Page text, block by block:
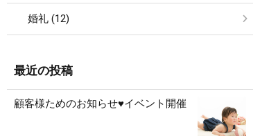
婚礼 (12)
最近の投稿
顧客様ためのお知らせ♥イベント開催